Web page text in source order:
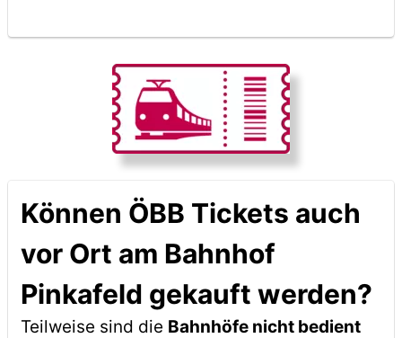
Können ÖBB Tickets auch
vor Ort am Bahnhof
Pinkafeld gekauft werden?
Teilweise sind die Bahnhöfe nicht bedient